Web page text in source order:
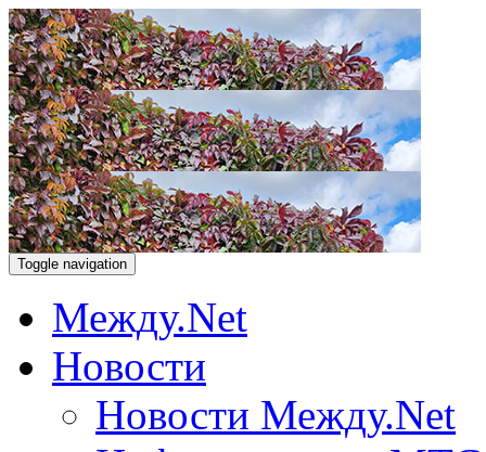
Toggle navigation
Между.Net
Новости
Новости Между.Net